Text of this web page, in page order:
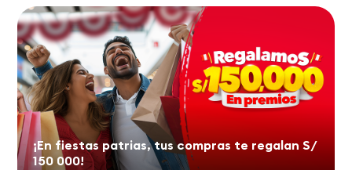
¡En fiestas patrias, tus compras te regalan S/
150 000!